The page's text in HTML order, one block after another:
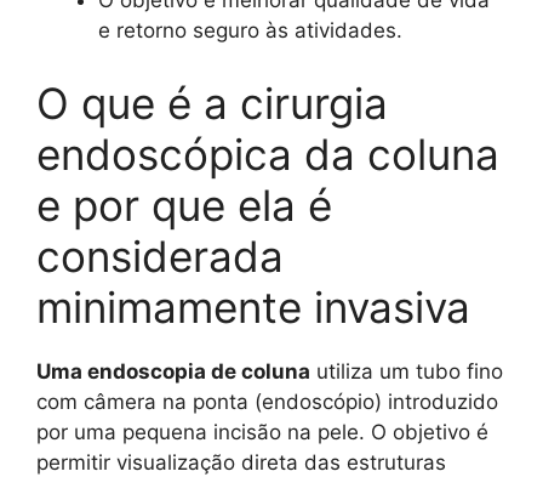
e retorno seguro às atividades.
O que é a cirurgia
endoscópica da coluna
e por que ela é
considerada
minimamente invasiva
Uma endoscopia de coluna utiliza um tubo fino
com câmera na ponta (endoscópio) introduzido
por uma pequena incisão na pele. O objetivo é
permitir visualização direta das estruturas